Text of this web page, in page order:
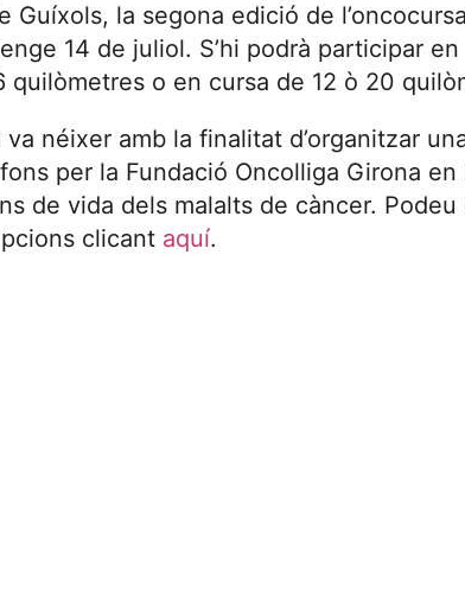
Guíxols, la segona edició de
14 de juliol. S’hi podrà participar
quilòmetres o en cursa de 12 ò 20
va néixer amb la finalitat d’organitzar
per la Fundació Oncolliga Girona
de vida dels malalts de càncer.
clicant aquí.